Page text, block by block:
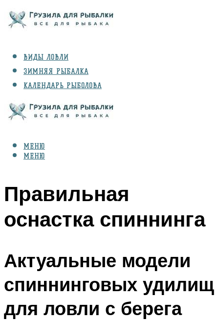
ВИДЫ ЛОВЛИ
ЗИМНЯЯ РЫБАЛКА
КАЛЕНДАРЬ РЫБОЛОВА
СНАРЯЖЕНИЕ
МЕНЮ
МЕНЮ
Правильная
оснастка спиннинга
Актуальные модели
спиннинговых удилищ
для ловли с берега